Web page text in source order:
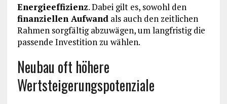
Energieeffizienz. Dabei gilt es, sowohl den
finanziellen Aufwandals auch den zeitlichen
Rahmen sorgfältig abzuwägen, um langfristig die
passende Investition zu wählen.
Neubau oft höhere
Wertsteigerungspotenziale